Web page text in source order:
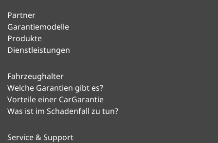
Partner
Garantiemodelle
Produkte
Dienstleistungen
Fahrzeughalter
Welche Garantien gibt es?
Vorteile einer CarGarantie
Was ist im Schadenfall zu tun?
Service & Support